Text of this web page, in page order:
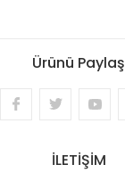
Ürünü Paylaş
İLETİŞİM